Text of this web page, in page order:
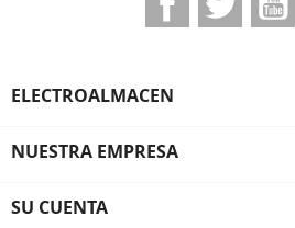
ELECTROALMACEN
NUESTRA EMPRESA
SU CUENTA